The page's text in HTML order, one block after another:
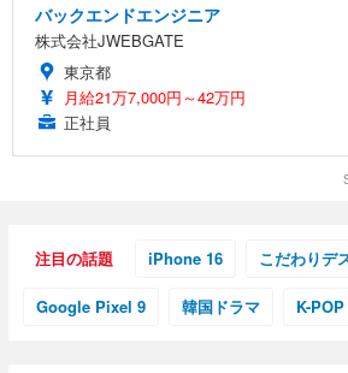
バックエンドエンジニア
株式会社JWEBGATE
東京都
月給21万7,000円～42万円
正社員
注目の話題 iPhone 16 こだわりデ
Google Pixel 9 韓国ドラマ K-POP